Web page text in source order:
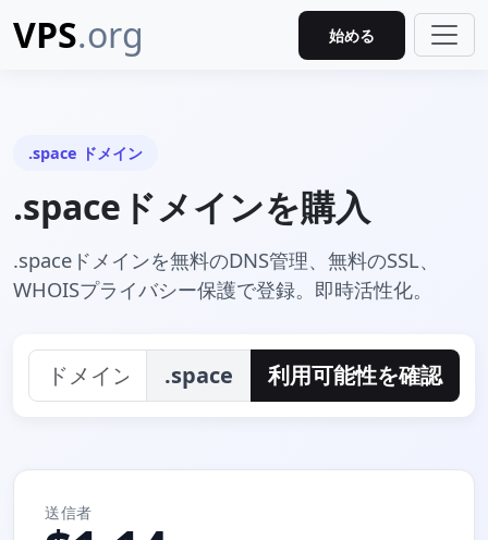
VPS.org 始める
.space ドメイン
.spaceドメインを購入
.spaceドメインを無料のDNS管理、無料のSSL、
WHOISプライバシー保護で登録。即時活性化。
.space 利用可能性を確認
送信者